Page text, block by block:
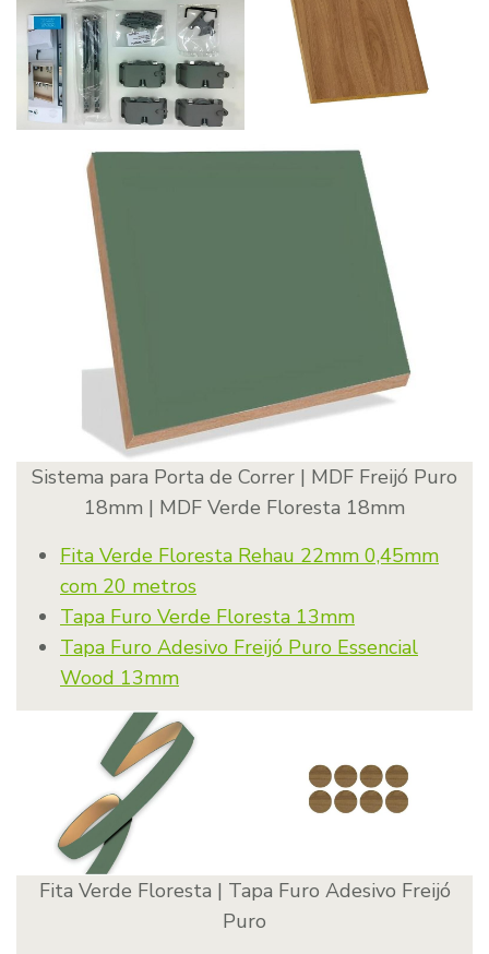
Sistema para Porta de Correr | MDF Freijó Puro
18mm | MDF Verde Floresta 18mm
Fita Verde Floresta Rehau 22mm 0,45mm
com 20 metros
Tapa Furo Verde Floresta 13mm
Tapa Furo Adesivo Freijó Puro Essencial
Wood 13mm
Fita Verde Floresta | Tapa Furo Adesivo Freijó
Puro